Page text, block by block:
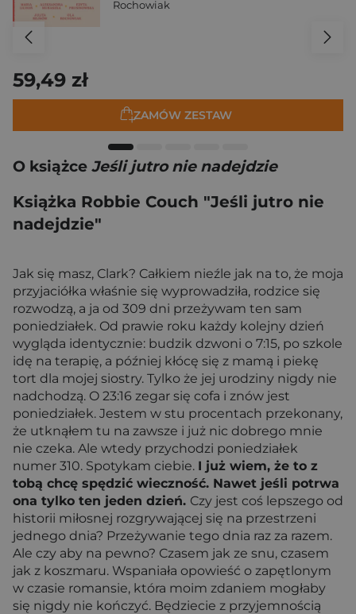
Rochowiak
59,49 zł
ZAMÓW ZESTAW
O książce Jeśli jutro nie nadejdzie
Książka Robbie Couch "Jeśli jutro nie
nadejdzie"
Jak się masz, Clark? Całkiem nieźle jak na to, że moja
przyjaciółka właśnie się wyprowadziła, rodzice się
rozwodzą, a ja od 309 dni przeżywam ten sam
poniedziałek. Od prawie roku każdy kolejny dzień
wygląda identycznie: budzik dzwoni o 7:15, po szkole
idę na terapię, a później kłócę się z mamą i piekę
tort dla mojej siostry. Tylko że jej urodziny nigdy nie
nadchodzą. O 23:16 zegar się cofa i znów jest
poniedziałek. Jestem w stu procentach przekonany,
że utknąłem tu na zawsze i już nic dobrego mnie
nie czeka. Ale wtedy przychodzi poniedziałek
numer 310. Spotykam ciebie. I już wiem, że to z
tobą chcę spędzić wieczność. Nawet jeśli potrwa
ona tylko ten jeden dzień. Czy jest coś lepszego od
historii miłosnej rozgrywającej się na przestrzeni
jednego dnia? Przeżywanie tego dnia raz za razem.
Ale czy aby na pewno? Czasem jak ze snu, czasem
jak z koszmaru. Wspaniała opowieść o zapętlonym
w czasie romansie, która moim zdaniem mogłaby
się nigdy nie kończyć. Będziecie z przyjemnością